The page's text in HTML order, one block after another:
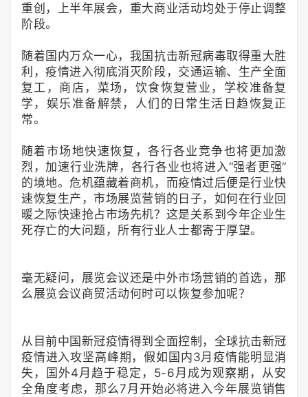
重创，上半年展会，重大商业活动均处于停止调整
阶段。
随着国内万众一心，我国抗击新冠病毒取得重大胜
利，疫情进入彻底消灭阶段，交通运输、生产全面
复工，商店，菜场，饮食恢复营业，学校准备复
学，娱乐准备解禁，人们的日常生活日趋恢复正
常。
随着市场地快速恢复，各行各业竞争也将更加激
烈，加速行业洗牌，各行各业也将进入“强者更强”
的境地。危机蕴藏着商机，而疫情过后便是行业快
速恢复生产，市场展览营销的日子，如何在行业回
暖之际快速抢占市场先机？这是关系到今年企业生
死存亡的大问题，所有行业人士都寄于厚望。
毫无疑问，展览会议还是中外市场营销的首选，那
么展览会议商贸活动何时可以恢复参加呢？
从目前中国新冠疫情得到全面控制，全球抗击新冠
疫情进入攻坚高峰期，假如国内3月疫情能明显消
失，国外4月趋于稳定，5-6月成为观察期，从安
全角度考虑，那么7月开始必将进入今年展览销售